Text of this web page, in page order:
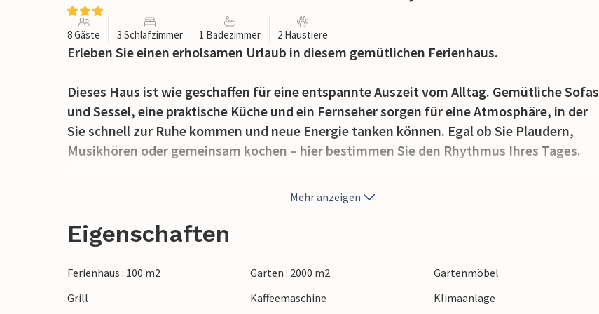
8 Gäste 3 Schlafzimmer 1 Badezimmer 2 Haustiere
Erleben Sie einen erholsamen Urlaub in diesem gemütlichen Ferienhaus.
Dieses Haus ist wie geschaffen für eine entspannte Auszeit vom Alltag. Gemütliche Sofas
und Sessel, eine praktische Küche und ein Fernseher sorgen für eine Atmosphäre, in der
Sie schnell zur Ruhe kommen und neue Energie tanken können. Egal ob Sie Plaudern,
Musikhören oder gemeinsam kochen – hier bestimmen Sie den Rhythmus Ihres Tages.
Der große, grüne Garten lädt zu jeder Tageszeit zum Verweilen ein. Setzen Sie sich schon
morgens mit einer Tasse Kaffee auf die Terrasse und genießen Sie die wunderbare Ruhe,
die Sie umgibt. Schmökern Sie in Ihrer Urlaubslektüre oder planen Sie die Aktivitäten
Ihres kommenden Urlaubstages. Lassen Sie den Abend entspannt mit einem Glas Wein
unterm Sternenhimmel ausklingen.
In Bastuträsk erwartet Sie eine ursprüngliche Natur mit Wäldern, Seen und weiten
Mehr anzeigen
Eigenschaften
Ferienhaus : 100 m2 Garten : 2000 m2
Gartenmöbel
Grill
Kaffeemaschine Klimaanlage